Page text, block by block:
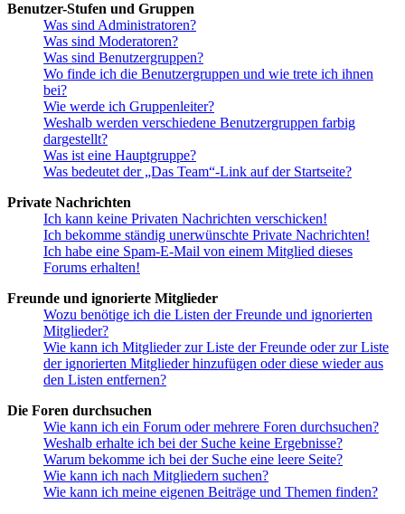
Benutzer-Stufen und Gruppen
Was sind Administratoren?
Was sind Moderatoren?
Was sind Benutzergruppen?
Wo finde ich die Benutzergruppen und wie trete ich ihnen
bei?
Wie werde ich Gruppenleiter?
Weshalb werden verschiedene Benutzergruppen farbig
dargestellt?
Was ist eine Hauptgruppe?
Was bedeutet der „Das Team“-Link auf der Startseite?
Private Nachrichten
Ich kann keine Privaten Nachrichten verschicken!
Ich bekomme ständig unerwünschte Private Nachrichten!
Ich habe eine Spam-E-Mail von einem Mitglied dieses
Forums erhalten!
Freunde und ignorierte Mitglieder
Wozu benötige ich die Listen der Freunde und ignorierten
Mitglieder?
Wie kann ich Mitglieder zur Liste der Freunde oder zur Liste
der ignorierten Mitglieder hinzufügen oder diese wieder aus
den Listen entfernen?
Die Foren durchsuchen
Wie kann ich ein Forum oder mehrere Foren durchsuchen?
Weshalb erhalte ich bei der Suche keine Ergebnisse?
Warum bekomme ich bei der Suche eine leere Seite?
Wie kann ich nach Mitgliedern suchen?
Wie kann ich meine eigenen Beiträge und Themen finden?